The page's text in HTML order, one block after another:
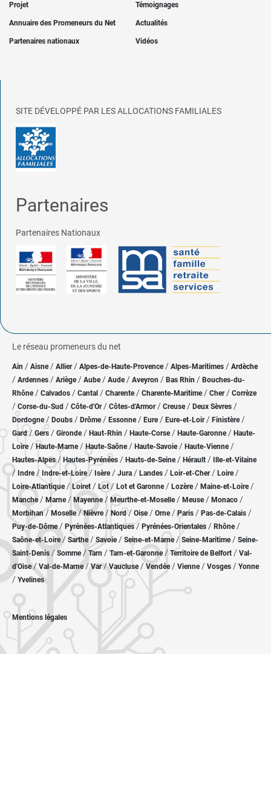
Projet Témoignages
Annuaire des Promeneurs du Net Actualités
Partenaires nationaux Vidéos
SITE DÉVELOPPÉ PAR LES ALLOCATIONS FAMILIALES
Partenaires
Partenaires Nationaux
Le réseau promeneurs du net
Ain / Aisne/ Allier/ Alpes-de-Haute-Provence / Alpes-Maritimes / Ardèche
/ Ardennes / Ariège/ Aube/ Aude / Aveyron / Bas Rhin / Bouches-du-
Rhône/ Calvados / Cantal / Charente / Charente-Maritime/ Cher / Corrèze
/ Corse-du-Sud / Côte-d'Or / Côtes-d'Armor/ Creuse/ Deux Sèvres /
Dordogne/ Doubs / Drôme/ Essonne / Eure/ Eure-et-Loir / Finistère/
Gard/Gers / Gironde/ Haut-Rhin / Haute-Corse/ Haute-Garonne/ Haute-
Loire/Haute-Marne/ Haute-Saône/ Haute-Savoie/ Haute-Vienne/
Hautes-Alpes/ Hautes-Pyrénées / Hauts-de-Seine/ Hérault / Ille-et-Vilaine
/ Indre/ Indre-et-Loire/ Isère/ Jura / Landes / Loir-et-Cher/ Loire/
Loire-Atlantique/ Loiret / Lot/ Lot et Garonne/ Lozère / Maine-et-Loire/
Manche/ Marne/ Mayenne/ Meurthe-et-Moselle/ Meuse/ Monaco /
Morbihan/ Moselle/ Nièvre / Nord/ Oise / Orne/Paris / Pas-de-Calais /
Puy-de-Dôme/ Pyrénées-Atlantiques / Pyrénées-Orientales / Rhône/
Saône-et-Loire/ Sarthe/ Savoie/ Seine-et-Marne/ Seine-Maritime/ Seine-
Saint-Denis /Somme/ Tarn / Tarn-et-Garonne/Territoire de Belfort / Val-
d'Oise/ Val-de-Marne/Var/Vaucluse/ Vendée/ Vienne/ Vosges / Yonne
/ Yvelines
Mentions légales